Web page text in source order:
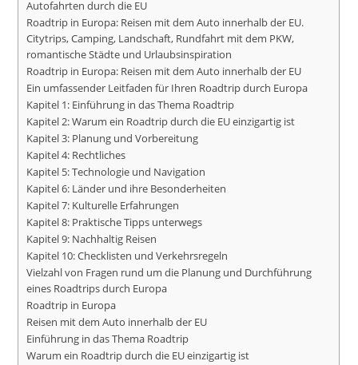
Autofahrten durch die EU
Roadtrip in Europa: Reisen mit dem Auto innerhalb der EU.
Citytrips, Camping, Landschaft, Rundfahrt mit dem PKW,
romantische Städte und Urlaubsinspiration
Roadtrip in Europa: Reisen mit dem Auto innerhalb der EU
Ein umfassender Leitfaden für Ihren Roadtrip durch Europa
Kapitel 1: Einführung in das Thema Roadtrip
Kapitel 2: Warum ein Roadtrip durch die EU einzigartig ist
Kapitel 3: Planung und Vorbereitung
Kapitel 4: Rechtliches
Kapitel 5: Technologie und Navigation
Kapitel 6: Länder und ihre Besonderheiten
Kapitel 7: Kulturelle Erfahrungen
Kapitel 8: Praktische Tipps unterwegs
Kapitel 9: Nachhaltig Reisen
Kapitel 10: Checklisten und Verkehrsregeln
Vielzahl von Fragen rund um die Planung und Durchführung
eines Roadtrips durch Europa
Roadtrip in Europa
Reisen mit dem Auto innerhalb der EU
Einführung in das Thema Roadtrip
Warum ein Roadtrip durch die EU einzigartig ist